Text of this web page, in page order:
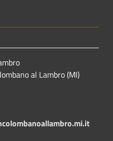
al Lambro (MI)